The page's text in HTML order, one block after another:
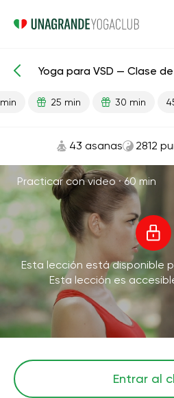
Lecciones preparadas
Yoga para VSD — Clase
25 min 30 min
43 asanas 2812
Practicar con video ·60 min
Esta lección está disponible
Esta lección es
Entrar al